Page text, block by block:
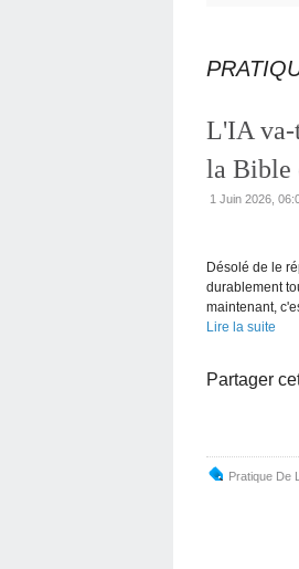
L'IA va-
la Bible
1 Juin 2026,
Désolé de le
durablement
maintenant,
Lire la suite
Partager
Pratique De